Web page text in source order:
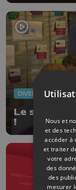
DIVERS
Le salon
!
Nous et
et des
accéder à
et traiter
votre
des
des
mesurer